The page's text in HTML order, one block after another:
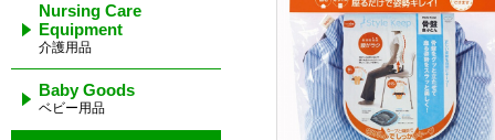
Nursing Care
Equipment
介護用品
Baby Goods
ベビー用品